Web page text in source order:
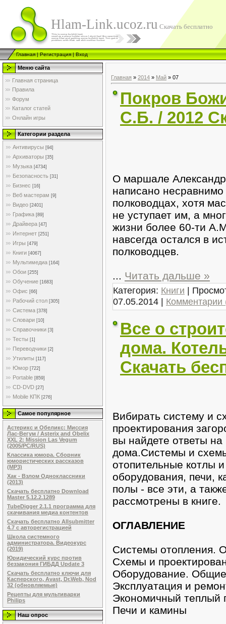
Hlam-Link.ucoz.ru Скачать бесплатно
Главная|Регистрация|Вход
Меню сайта
Главная страница
Правила
Форум
Каталог статей
Онлайн игры
Категории раздела
Антивирусы [94]
Архиваторы [35]
Музыка [4734]
Безопасность [31]
Бизнес [16]
Веб мастерам [9]
Видео [2401]
Графика [89]
Драйвера [47]
Интернет [251]
Игры [479]
Книги [4067]
Мультимедиа [164]
Обои [255]
Обучение [1683]
Офис [66]
Рабочий стол [305]
Система [378]
Словари [10]
Справочники [3]
Тесты [1]
Переводчики [2]
Утилиты [117]
Юмор [722]
Portable [859]
CD-DVD [27]
Mobile КПК [276]
Самое популярное
Астерикс и Обеликс: Миссия
Лас-Вегум / Asterix and Obelix
XXL 2: Mission Las Vegum
(2005/PC/RUS)
Классика юмора. Сборник
юмористических рассказов
(MP3)
Хак - Взлом Одноклассники
(2013)
Скачать бесплатно Download
Master 5.12.2.1289
TubeDigger 2.1.1 программа для
скачивания медиа контентов
Скачать бесплатно Allsubmitter
4.7 с авторегистрацией
Школа системного
администратора. Видеокурс
(2019)
Юридический курс против
беззакония ГИБДД Update 3
Скачать бесплатно ключи для
Касперского, Avast, Dr.Web, Nod
32 (обновляемые)
Рецепты для мультиварки
Philips
Наш опрос
Главная » 2014 » Май » 07
Покров
С.Б. / 2012
О маршале
написано
полководцах, хотя
не уступает им, а
жизни более 60-ти
навсегда остался в
полководцев.
... Читать дальше »
Категория: Книги |
07.05.2014 | Комментарии
Все о
дома.
Скачать
Вибирать систему и
проектирования
вы найдете ответы
дома.Системы и
отопительные котлы
оборудования, печи,
полы - все эти, а
рассмотрены в книге.
ОГЛАВЛЕНИЕ
Системы отопления.
Схемы и
Оборудование.
Эксплуатация и
Экономичный теплый
Печи и камины